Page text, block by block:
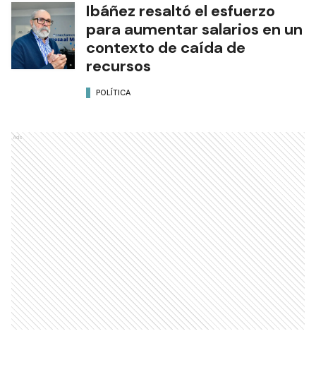
Ibáñez resaltó el esfuerzo
para aumentar salarios en un
contexto de caída de
recursos
POLÍTICA
Ads